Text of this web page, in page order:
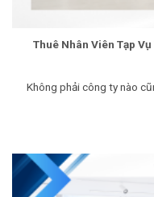
Thuê Nhân Viên Tạp
Không phải công ty nào